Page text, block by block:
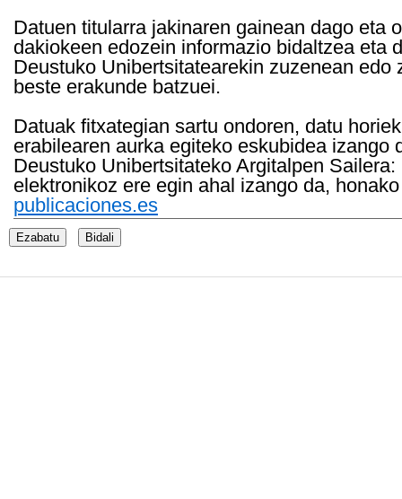
Datuen titularra jakinaren gainean dago eta
dakiokeen edozein informazio bidaltzea eta
Deustuko Unibertsitatearekin zuzenean
beste erakunde batzuei.
Datuak fitxategian sartu ondoren, datu
erabilearen aurka egiteko eskubidea
Deustuko Unibertsitateko Argitalpen
elektronikoz ere egin ahal izango da,
publicaciones.es
Ezabatu Bidali